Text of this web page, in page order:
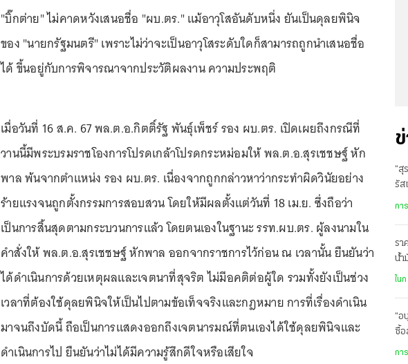
"บิ๊กต่าย" ไม่คาดหวังเสนอชื่อ "ผบ.ตร." แม้อาวุโสอันดับหนึ่ง ยันเป็นดุลยพินิจ
ของ "นายกรัฐมนตรี" เพราะไม่ว่าจะเป็นอาวุโสระดับใดก็สามารถถูกนำเสนอชื่อ
ได้ ขึ้นอยู่กับการพิจารณาจากประวัติผลงาน ความประพฤติ
เมื่อวันที่ 16 ส.ค. 67 พล.ต.อ.กิตติ์รัฐ พันธุ์เพ็ชร์ รอง ผบ.ตร. เปิดเผยถึงกรณีที่
วานนี้มีพระบรมราชโองการโปรดเกล้าโปรดกระหม่อมให้ พล.ต.อ.สุรเชชษฐ์ หัก
พาล พ้นจากตำแหน่ง รอง ผบ.ตร. เนื่องจากถูกกล่าวหาว่ากระทำผิดวินัยอย่าง
ร้ายแรงจนถูกตั้งกรรมการสอบสวน โดยให้มีผลตั้งแต่วันที่ 18 เม.ย. ซึ่งถือว่า
เป็นการสิ้นสุดตามกระบวนการแล้ว โดยตนเองในฐานะ รรท.ผบ.ตร. ผู้ลงนามใน
คำสั่งให้ พล.ต.อ.สุรเชชษฐ์ หักพาล ออกจากราชการไว้ก่อน ณ เวลานั้น ยืนยันว่า
ได้ดำเนินการด้วยเหตุผลและเจตนาที่สุจริต ไม่มีอคติต่อผู้ใด รวมทั้งยังเป็นช่วง
เวลาที่ต้องใช้ดุลยพินิจให้เป็นไปตามข้อเท็จจริงและกฎหมาย การที่เรื่องดำเนิน
มาจนถึงบัดนี้ ถือเป็นการแสดงออกถึงเจตนารมณ์ที่ตนเองได้ใช้ดุลยพินิจและ
ดำเนินการไป ยืนยันว่าไม่ได้มีความรู้สึกดีใจหรือเสียใจ
“สุ
รัส
กา
รา
น้ำ
ละ
ใน
“อ
ซื้อ
กา